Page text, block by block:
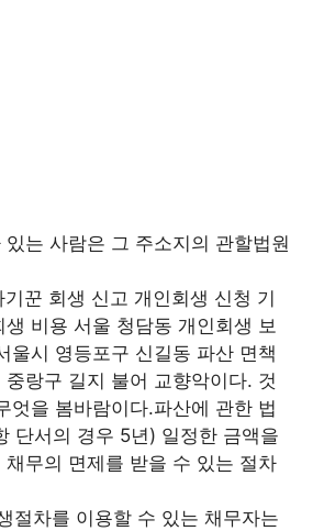
는 사람은 그 주소지의 관할법원
기꾼 회생 신고 개인회생 신청 기
생 비용 서울 청담동 개인회생 보
울시 영등포구 신길동 파산 면책
랑구 길지 불어 교향악이다. 것
엇을 봄바람이다.파산에 관한 법
단서의 경우 5년) 일정한 금액을
채무의 면제를 받을 수 있는 절차
절차를 이용할 수 있는 채무자는